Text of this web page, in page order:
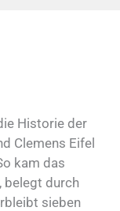
Historie der
Clemens Eifel
kam das
belegt durch
sieben